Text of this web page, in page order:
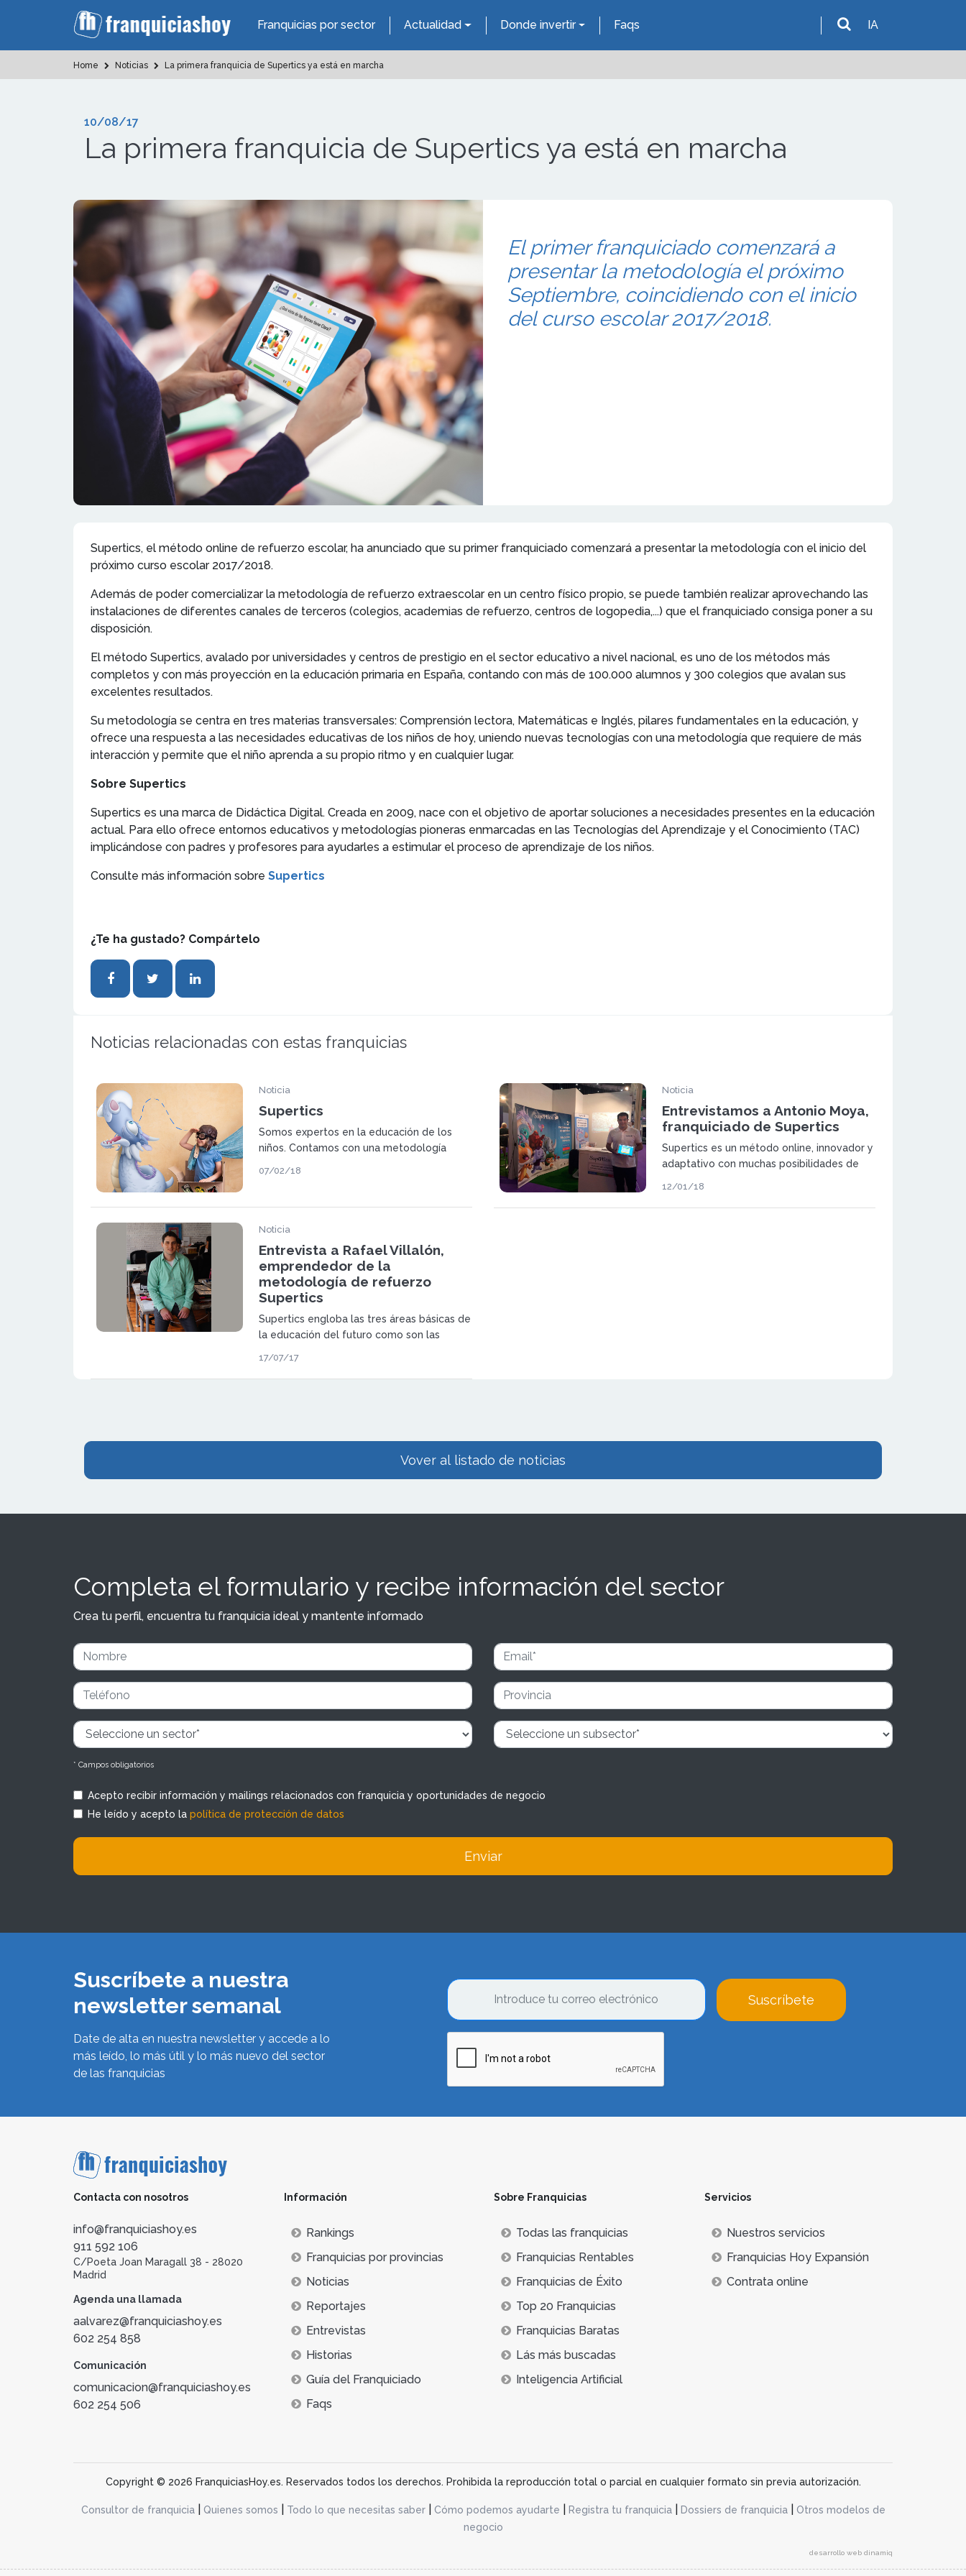
Franquicias por sector Actualidad Donde invertir Faqs IA
Home Noticias La primera franquicia de Supertics ya está en marcha
10/08/17
La primera franquicia de Supertics ya está en marcha
El primer franquiciado comenzará a
presentar la metodología el próximo
Septiembre, coincidiendo con el inicio
del curso escolar 2017/2018.
Supertics, el método online de refuerzo escolar, ha anunciado que su primer franquiciado comenzará a presentar la metodología con el inicio del
próximo curso escolar 2017/2018.
Además de poder comercializar la metodología de refuerzo extraescolar en un centro físico propio, se puede también realizar aprovechando las
instalaciones de diferentes canales de terceros (colegios, academias de refuerzo, centros de logopedia,...) que el franquiciado consiga poner a su
disposición.
El método Supertics, avalado por universidades y centros de prestigio en el sector educativo a nivel nacional, es uno de los métodos más
completos y con más proyección en la educación primaria en España, contando con más de 100.000 alumnos y 300 colegios que avalan sus
excelentes resultados.
Su metodología se centra en tres materias transversales: Comprensión lectora, Matemáticas e Inglés, pilares fundamentales en la educación, y
ofrece una respuesta a las necesidades educativas de los niños de hoy, uniendo nuevas tecnologías con una metodología que requiere de más
interacción y permite que el niño aprenda a su propio ritmo y en cualquier lugar.
Sobre Supertics
Supertics es una marca de Didáctica Digital. Creada en 2009, nace con el objetivo de aportar soluciones a necesidades presentes en la educación
actual. Para ello ofrece entornos educativos y metodologías pioneras enmarcadas en las Tecnologías del Aprendizaje y el Conocimiento (TAC)
implicándose con padres y profesores para ayudarles a estimular el proceso de aprendizaje de los niños.
Consulte más información sobre Supertics
¿Te ha gustado? Compártelo
Noticias relacionadas con estas franquicias
Noticia
Supertics
Somos expertos en la educación de los
niños. Contamos con una metodología
07/02/18
Noticia
Entrevistamos a Antonio Moya,
franquiciado de Supertics
Supertics es un método online, innovador y
adaptativo con muchas posibilidades de
pioneros en metodología y tecnología.
12/01/18
Noticia
Entrevista a Rafael Villalón,
emprendedor de la
metodología de refuerzo
Supertics
Supertics engloba las tres áreas básicas de
la educación del futuro como son las
importante las posibilidades de realizar
17/07/17
Vover al listado de noticias
Completa el formulario y recibe información del sector
Crea tu perfil, encuentra tu franquicia ideal y mantente informado
* Campos obligatorios
Acepto recibir información y mailings relacionados con franquicia y oportunidades de negocio
He leído y acepto la política de protección de datos
Enviar
Suscríbete a nuestra
newsletter semanal
Date de alta en nuestra newsletter y accede a lo
más leído, lo más útil y lo más nuevo del sector
de las franquicias
Suscríbete
Contacta con nosotros
info@franquiciashoy.es
911 592 106
C/Poeta Joan Maragall 38 - 28020
Madrid
Agenda una llamada
aalvarez@franquiciashoy.es
602 254 858
Comunicación
comunicacion@franquiciashoy.es
602 254 506
Información
Rankings
Franquicias por provincias
Noticias
Reportajes
Entrevistas
Historias
Guía del Franquiciado
Faqs
Sobre Franquicias
Todas las franquicias
Franquicias Rentables
Franquicias de Éxito
Top 20 Franquicias
Franquicias Baratas
Lás más buscadas
Inteligencia Artificial
Servicios
Nuestros servicios
Franquicias Hoy Expansión
Contrata online
Copyright © 2026 FranquiciasHoy.es. Reservados todos los derechos. Prohibida la reproducción total o parcial en cualquier formato sin previa autorización.
Consultor de franquicia| Quienes somos Todo lo que necesitas saber| Cómo podemos ayudarte Registra tu franquicia| Dossiers de franquicia|
Otros modelos de
negocio
desarrollo web dinamiq